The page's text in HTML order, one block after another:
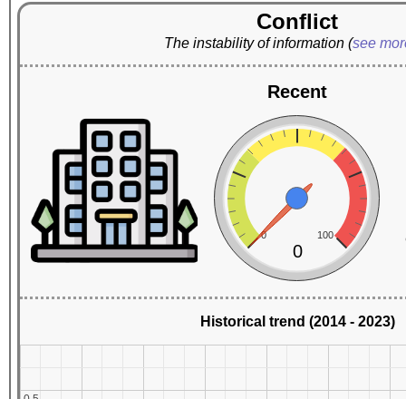
Conflict
The instability of information (see
Recent
0 100
0
Historical trend (2014 - 2023)